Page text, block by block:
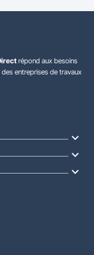
répond aux besoins
entreprises de travaux


